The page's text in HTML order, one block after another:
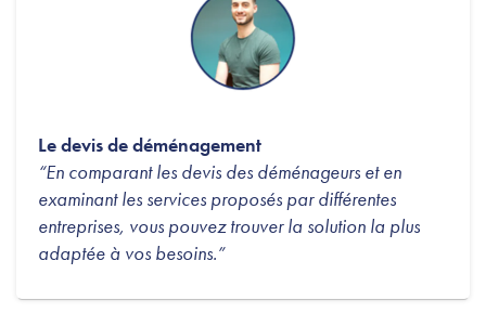
Le devis de déménagement
“En comparant les devis des déménageurs et en
examinant les services proposés par différentes
entreprises, vous pouvez trouver la solution la plus
adaptée à vos besoins.”